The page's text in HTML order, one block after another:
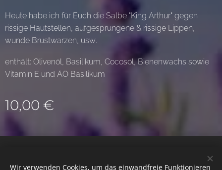
Heute habe ich für Euch die Salbe "King Arthur" gegen
rissige Hautstellen, aufgesprungene & rissige Lippen,
wunde Brustwarzen, usw.
enthält: Olivenöl, Basilikum, Cocosöl, Bienenwachs sowie
Vitamin E und ÄÖ Basilikum
10,00 €
Wir verwenden Cookies, um das einwandfreie Funktionieren